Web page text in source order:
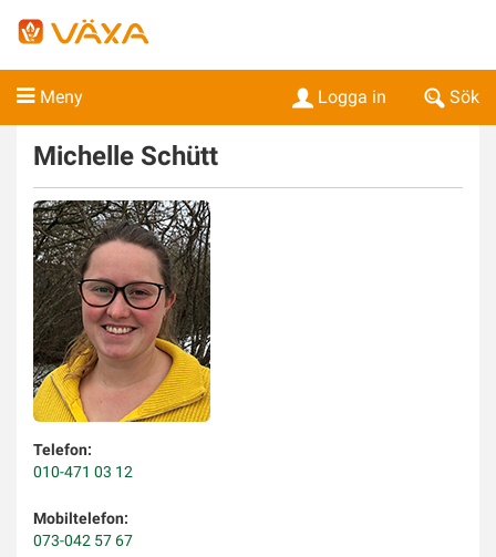
Meny Sök
Logga in
Michelle Schütt
Telefon:
010-471 03 12
Mobiltelefon:
073-042 57 67